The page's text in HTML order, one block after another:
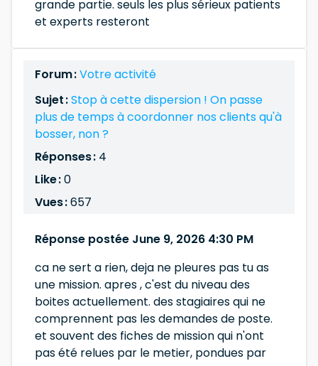
grande partie. seuls les plus sérieux patients
et experts resteront
Forum :Votre activité
Sujet :Stop à cette dispersion ! On passe
plus de temps à coordonner nos clients qu'à
bosser, non ?
Réponses : 4
Like :0
Vues :657
Réponse postée June 9, 2026 4:30 PM
ca ne sert a rien, deja ne pleures pas tu as
une mission. apres , c'est du niveau des
boites actuellement. des stagiaires qui ne
comprennent pas les demandes de poste.
et souvent des fiches de mission qui n'ont
pas été relues par le metier, pondues par